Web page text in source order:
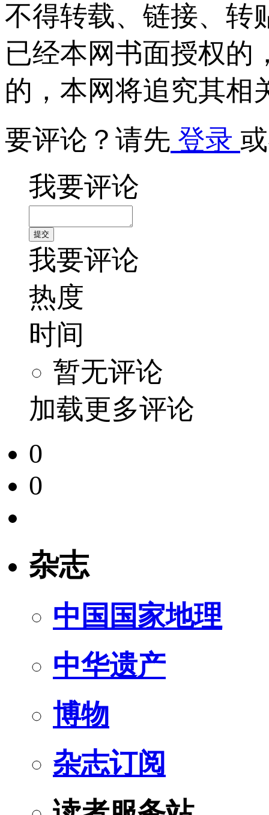
不得转载、链接、转
已经本网书面授权的
的，本网将追究其相
要评论？请先 登录
我要评论
我要评论
热度
时间
暂无评论
加载更多评论
0
0
杂志
中国国家地理
中华遗产
博物
杂志订阅